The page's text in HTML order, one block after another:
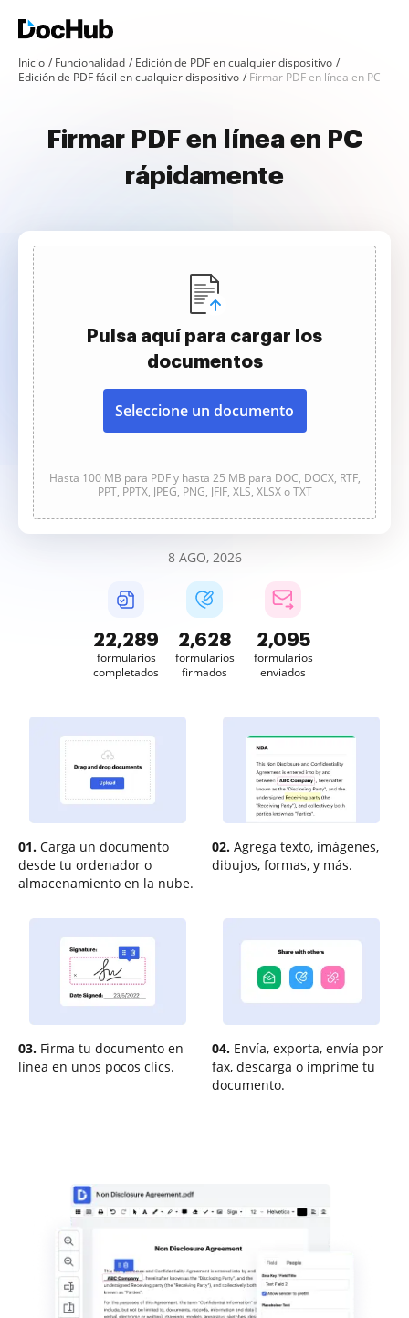
Inicio Funcionalidad
Edición de PDF en cualquier dispositivo
Edición de PDF fácil en cualquier dispositivo
Firmar PDF en línea en PC
Firmar PDF en línea en PC
rápidamente
Pulsa aquí para cargar los
documentos
Seleccione un documento
Hasta 100 MB para PDF y hasta 25 MB para DOC, DOCX, RTF,
PPT, PPTX, JPEG, PNG, JFIF, XLS, XLSX o TXT
8 AGO, 2026
22,289
formularios
completados
2,628
formularios
firmados
2,095
formularios
enviados
01. Carga un documento
desde tu ordenador o
almacenamiento en la nube.
02. Agrega texto, imágenes,
dibujos, formas, y más.
03. Firma tu documento en
línea en unos pocos clics.
04. Envía, exporta, envía por
fax, descarga o imprime tu
documento.